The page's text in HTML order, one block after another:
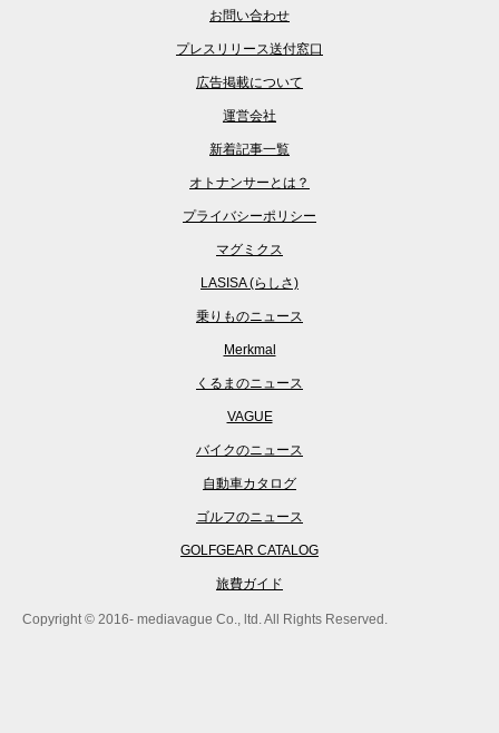
お問い合わせ
プレスリリース送付窓口
広告掲載について
運営会社
新着記事一覧
オトナンサーとは？
プライバシーポリシー
マグミクス
LASISA (らしさ)
乗りものニュース
Merkmal
くるまのニュース
VAGUE
バイクのニュース
自動車カタログ
ゴルフのニュース
GOLFGEAR CATALOG
旅費ガイド
Copyright © 2016- mediavague Co., ltd. All Rights Reserved.